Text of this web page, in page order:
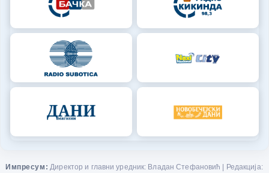
Импресум: Директор и главни уредник: Владан Стефановић | Редакција: